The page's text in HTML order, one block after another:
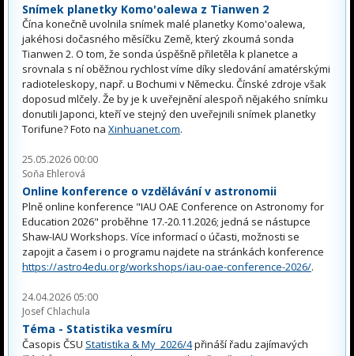
Snímek planetky Komo'oalewa z Tianwen 2
Čína konečně uvolnila snímek malé planetky Komo'oalewa,
jakéhosi dočasného měsíčku Země, který zkoumá sonda
Tianwen 2. O tom, že sonda úspěšně přiletěla k planetce a
srovnala s ní oběžnou rychlost víme díky sledování amatérskými
radioteleskopy, např. u Bochumi v Německu. Čínské zdroje však
doposud mlčely. Že by je k uveřejnění alespoň nějakého snímku
donutili Japonci, kteří ve stejný den uveřejnili snímek planetky
Torifune? Foto na Xinhuanet.com.
25.05.2026 00:00
Soňa Ehlerová
Online konference o vzdělávání v astronomii
Plně online konference "IAU OAE Conference on Astronomy for
Education 2026" proběhne 17.-20.11.2026; jedná se nástupce
Shaw-IAU Workshops. Více informací o účasti, možnosti se
zapojit a časem i o programu najdete na stránkách konference
https://astro4edu.org/workshops/iau-oae-conference-2026/.
24.04.2026 05:00
Josef Chlachula
Téma - Statistika vesmíru
Časopis ČSU Statistika & My 2026/4přináší řadu zajímavých